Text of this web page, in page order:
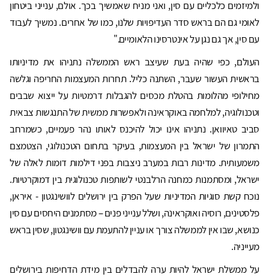
ולמיזמים כלכליים עם סין, ואני מניח שאמשיך בכך. אולם, ענייני ביטחון
לאומי גם הם בראש סדר העדיפויות שלנו, כמו של אחרים. נמשיך לעבוד
עם סין, אך גם נגן על אינטרסינו הלאומיים."
העולם, כפי שהיה בעת שעיצב ראש הממשלה נתניהו את מדיניותו
בראשית העשור שעבר, השתנה כליל. תחרות המעצמות החריפה וגלשה
מחילופי מהלומות בהטלת מכסים להגבלות דרמטיות על ייצוא שבבים
וטכנולוגיה, למלחמה באוקראינה ולאפשרות ממשית של התנגשות צבאית
סביב טאיוואן. נתניהו אינו יכול להיכנס לאותו נהר פעמיים, כשמרחב
התמרון של ישראל בין המעצמות, בעיקר בתחום הטכנולוגי, הצטמצם
משמעותית. מדינות רבות במערב ניצבות בפני דילמות דומות לאלה של
ישראל, ומסתמנות כמחנה הרלבנטי לשותפות טכנולוגית בין דמוקרטיות.
נוכח קשת סוגיות המדיניות שעל הפרק בין ירושלים לוושינגטון - איראן,
פלסטינים, רוסיה ואוקראינה, ושלל ענייני פנים – מסתמנים היחסים עם סין
כנושא, שבו אין לממשלה צורך או עניין להתעמת עם וושינגטון, שסין בראש
מעייניה.
על ממשלת ישראל להיות ערה להבדלים בין מידת הדחיפות בירושלים